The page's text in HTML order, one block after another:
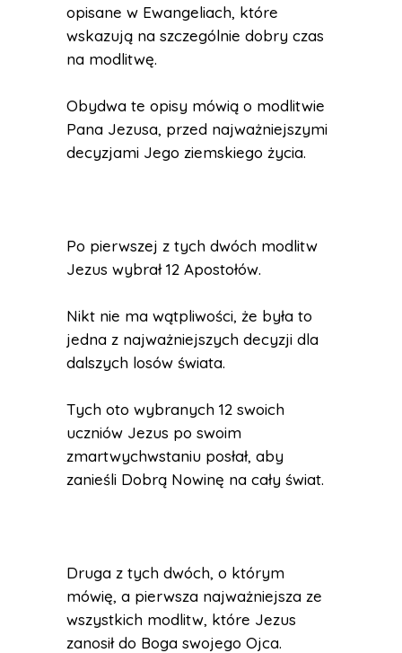
opisane w Ewangeliach, które
wskazują na szczególnie dobry czas
na modlitwę.
Obydwa te opisy mówią o modlitwie
Pana Jezusa, przed najważniejszymi
decyzjami Jego ziemskiego życia.
Po pierwszej z tych dwóch modlitw
Jezus wybrał 12 Apostołów.
Nikt nie ma wątpliwości, że była to
jedna z najważniejszych decyzji dla
dalszych losów świata.
Tych oto wybranych 12 swoich
uczniów Jezus po swoim
zmartwychwstaniu posłał, aby
zanieśli Dobrą Nowinę na cały świat.
Druga z tych dwóch, o którym
mówię, a pierwsza najważniejsza ze
wszystkich modlitw, które Jezus
zanosił do Boga swojego Ojca.